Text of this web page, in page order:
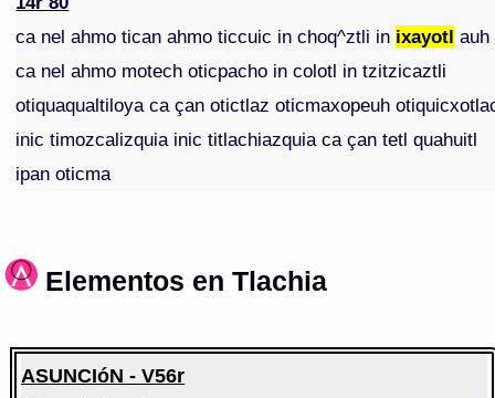
ca nel ahmo tican ahmo ticcuic in choq^ztli in ixayotl auh
ca nel ahmo motech oticpacho in colotl in tzitzicaztli
otiquaqualtiloya ca çan otictlaz oticmaxopeuh
inic timozcalizquia inic titlachiazquia ca çan tetl quahuitl
ipan oticma
Elementos en Tlachia
ASUNCIóN - V56r